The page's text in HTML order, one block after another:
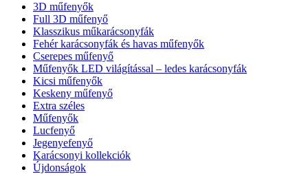
3D műfenyők
Full 3D műfenyő
Klasszikus műkarácsonyfák
Fehér karácsonyfák és havas műfenyők
Cserepes műfenyő
Műfenyők LED világítással – ledes karácsonyfák
Kicsi műfenyők
Keskeny műfenyő
Extra széles
Műfenyők
Lucfenyő
Jegenyefenyő
Karácsonyi kollekciók
Újdonságok